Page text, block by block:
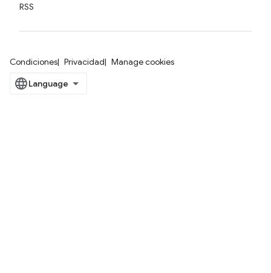
RSS
Condiciones Privacidad Manage cookies